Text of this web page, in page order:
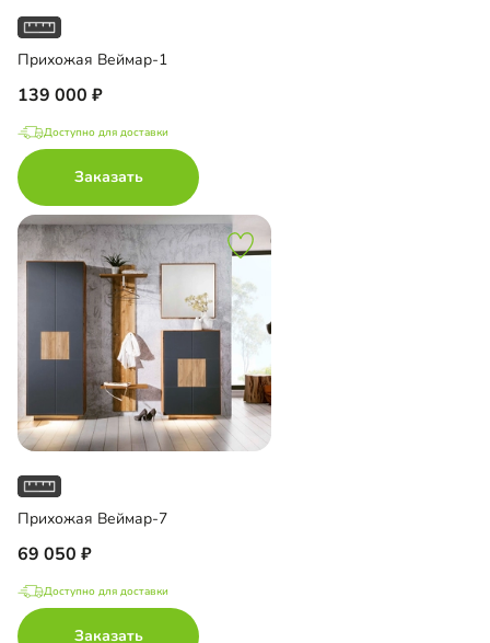
Прихожая Веймар-1
139 000
Доступно для доставки
Заказать
Прихожая Веймар-7
69 050
Доступно для доставки
Заказать